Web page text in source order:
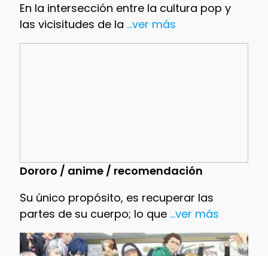
En la intersección entre la cultura pop y
las vicisitudes de la ...ver más
Dororo / anime / recomendación
Su único propósito, es recuperar las
partes de su cuerpo; lo que...ver más